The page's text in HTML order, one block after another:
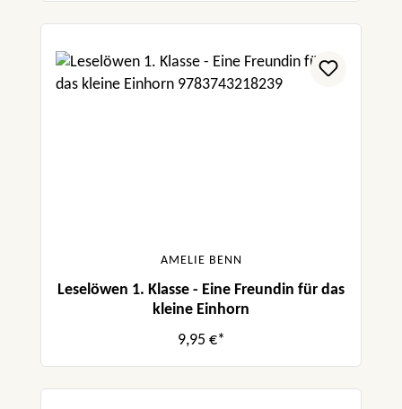
AMELIE BENN
Leselöwen 1. Klasse - Eine Freundin für das
kleine Einhorn
9,95 €*